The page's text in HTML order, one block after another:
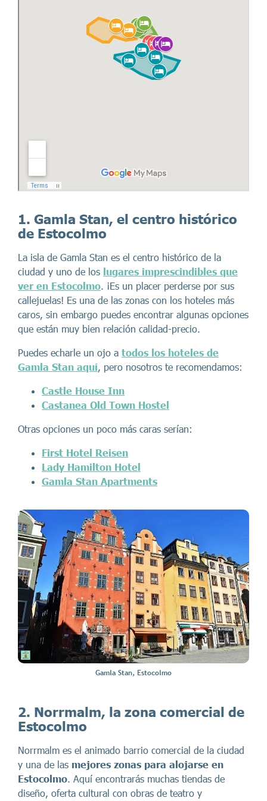
1. Gamla Stan, el centro histórico
de Estocolmo
La isla de Gamla Stan es el centro histórico de la
ciudad y uno de los lugares imprescindibles que
ver en Estocolmo. ¡Es un placer perderse por sus
callejuelas! Es una de las zonas con los hoteles más
caros, sin embargo puedes encontrar algunas opciones
que están muy bien relación calidad-precio.
Puedes echarle un ojo a todos los hoteles de
Gamla Stan aquí, pero nosotros te recomendamos:
Castle House Inn
Castanea Old Town Hostel
Otras opciones un poco más caras serían:
First Hotel Reisen
Lady Hamilton Hotel
Gamla Stan Apartments
Gamla Stan, Estocolmo
2. Norrmalm, la zona comercial de
Estocolmo
Norrmalm es el animado barrio comercial de la ciudad
y una de las mejores zonas para alojarse en
Estocolmo. Aquí encontrarás muchas tiendas de
diseño, oferta cultural con obras de teatro y